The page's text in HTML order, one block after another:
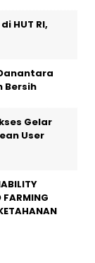
HUT RI,
Bersih
Gelar
User
FARMING